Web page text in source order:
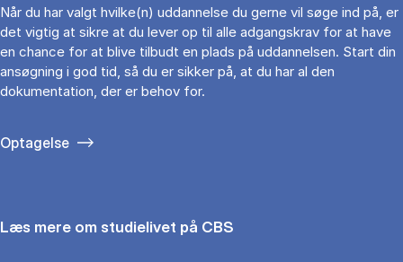
Når du har valgt hvilke(n) uddannelse du gerne vil søge ind på, er
det vigtig at sikre at du lever op til alle adgangskrav for at have
en chance for at blive tilbudt en plads på uddannelsen. Start din
ansøgning i god tid, så du er sikker på, at du har al den
dokumentation, der er behov for.
Optagelse
Læs mere om studielivet på CBS